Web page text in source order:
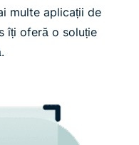
multe aplicații de
îți oferă o soluție